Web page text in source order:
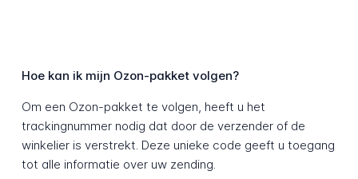
Hoe kan ik mijn Ozon-pakket volgen?
Om een Ozon-pakket te volgen, heeft u het
trackingnummer nodig dat door de verzender of de
winkelier is verstrekt. Deze unieke code geeft u toegang
tot alle informatie over uw zending.